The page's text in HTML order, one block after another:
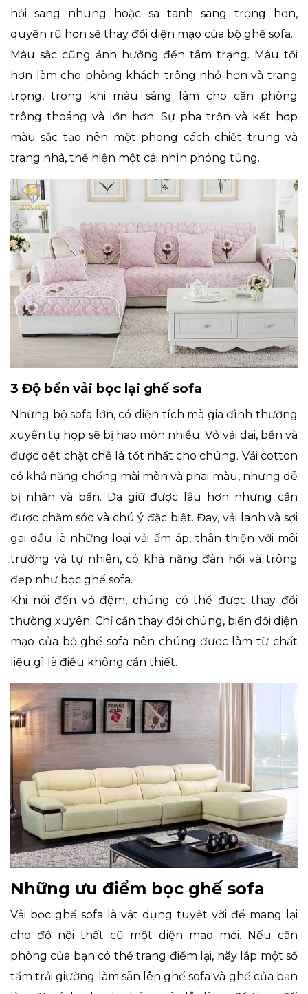
hội sang nhung hoặc sa tanh sang trọng hơn,
quyến rũ hơn sẽ thay đổi diện mạo của bộ ghế sofa.
Màu sắc cũng ảnh hưởng đến tâm trạng. Màu tối
hơn làm cho phòng khách trông nhỏ hơn và trang
trọng, trong khi màu sáng làm cho căn phòng
trông thoáng và lớn hơn. Sự pha trộn và kết hợp
màu sắc tạo nên một phong cách chiết trung và
trang nhã, thể hiện một cái nhìn phóng túng.
3 Độ bền vải bọc lại ghế sofa
Những bộ sofa lớn, có diện tích mà gia đình thường
xuyên tụ họp sẽ bị hao mòn nhiều. Vỏ vải dai, bền và
được dệt chặt chẽ là tốt nhất cho chúng. Vải cotton
có khả năng chống mài mòn và phai màu, nhưng dễ
bị nhăn và bẩn. Da giữ được lâu hơn nhưng cần
được chăm sóc và chú ý đặc biệt. Đay, vải lanh và sợi
gai dầu là những loại vải ấm áp, thân thiện với môi
trường và tự nhiên, có khả năng đàn hồi và trông
đẹp như bọc ghế sofa.
Khi nói đến vỏ đệm, chúng có thể được thay đổi
thường xuyên. Chỉ cần thay đổi chúng, biến đổi diện
mạo của bộ ghế sofa nên chúng được làm từ chất
liệu gì là điều không cần thiết.
Những ưu điểm bọc ghế sofa
Vải bọc ghế sofa là vật dụng tuyệt vời để mang lại
cho đồ nội thất cũ một diện mạo mới. Nếu căn
phòng của bạn có thể trang điểm lại, hãy lắp một số
tấm trải giường làm sẵn lên ghế sofa và ghế của bạn